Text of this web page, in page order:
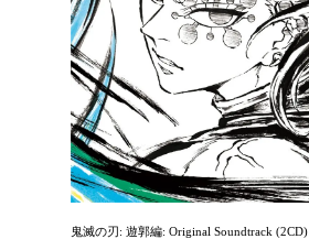
鬼滅の刃: 遊郭編: Original Soundtrack (2CD)